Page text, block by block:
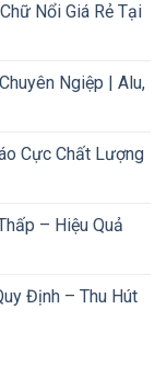
Nổi Giá Rẻ Tại
Ngiệp | Alu,
Cực Chất Lượng
– Hiệu Quả
Định – Thu Hút